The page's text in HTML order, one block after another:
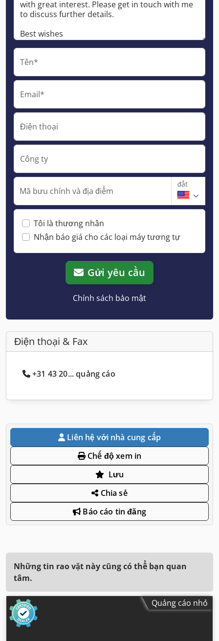
Tên*
Email*
Điện thoại
Công ty
Mã bưu chính và địa điểm
đất
Tôi là thương nhân
Nhận báo giá cho các loại máy tương tự
Gửi yêu cầu
Chính sách bảo mật
Điện thoại & Fax
+31 43 20... quảng cáo
Liên hệ với nhà cung cấp
Chế độ xem in
Lưu
Chia sẻ
Báo cáo tin đăng
Những tin rao vặt này cũng có thể bạn quan
tâm.
Quảng cáo nhỏ